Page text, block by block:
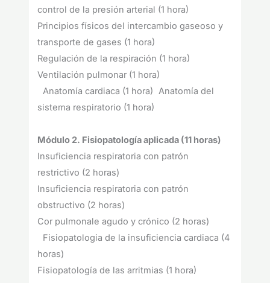
control de la presión arterial (1 hora)
Principios físicos del intercambio gaseoso y
transporte de gases (1 hora)
Regulación de la respiración (1 hora)
Ventilación pulmonar (1 hora)
Anatomía cardiaca (1 hora) Anatomía del
sistema respiratorio (1 hora)
Módulo 2. Fisiopatología aplicada (11 horas)
Insuficiencia respiratoria con patrón
restrictivo (2 horas)
Insuficiencia respiratoria con patrón
obstructivo (2 horas)
Cor pulmonale agudo y crónico (2 horas)
Fisiopatologia de la insuficiencia cardiaca (4
horas)
Fisiopatología de las arritmias (1 hora)